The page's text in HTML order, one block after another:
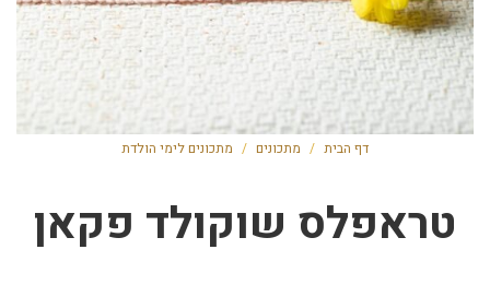
דף הבית / מתכונים / מתכונים לימי הולדת
טראפלס שוקולד פקאן